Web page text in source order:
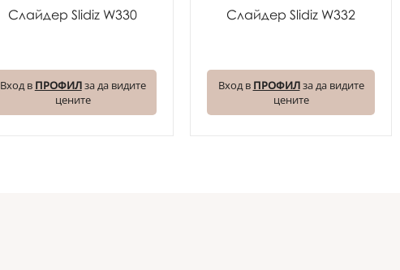
Слайдер Slidiz W330
Вход в ПРОФИЛза да видите
цените
Слайдер Slidiz W332
Вход в ПРОФИЛза да видите
цените